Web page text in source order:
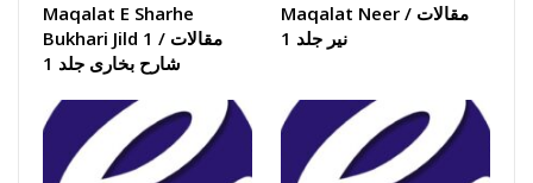
Maqalat E Sharhe
Bukhari Jild 1 / مقالات
شارح بخاری جلد 1
Maqalat Neer / مقالات
نیر جلد 1